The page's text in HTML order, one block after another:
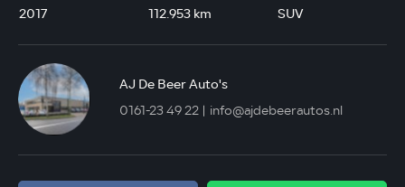
2017
112.953 km
SUV
AJ De Beer Auto's
0161-23 49 22
info@ajdebeerautos.nl